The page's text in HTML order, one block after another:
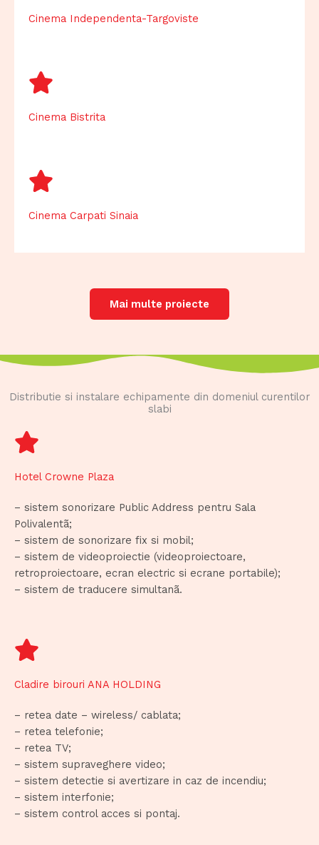
Cinema Independenta-Targoviste
Cinema Bistrita
Cinema Carpati Sinaia
Mai multe proiecte
Distributie si instalare echipamente din domeniul curentilor
slabi
Hotel Crowne Plaza
– sistem sonorizare Public Address pentru Sala
Polivalentã;
– sistem de sonorizare fix si mobil;
– sistem de videoproiectie (videoproiectoare,
retroproiectoare, ecran electric si ecrane portabile);
– sistem de traducere simultanã.
Cladire birouri ANA HOLDING
– retea date – wireless/ cablata;
– retea telefonie;
– retea TV;
– sistem supraveghere video;
– sistem detectie si avertizare in caz de incendiu;
– sistem interfonie;
– sistem control acces si pontaj.